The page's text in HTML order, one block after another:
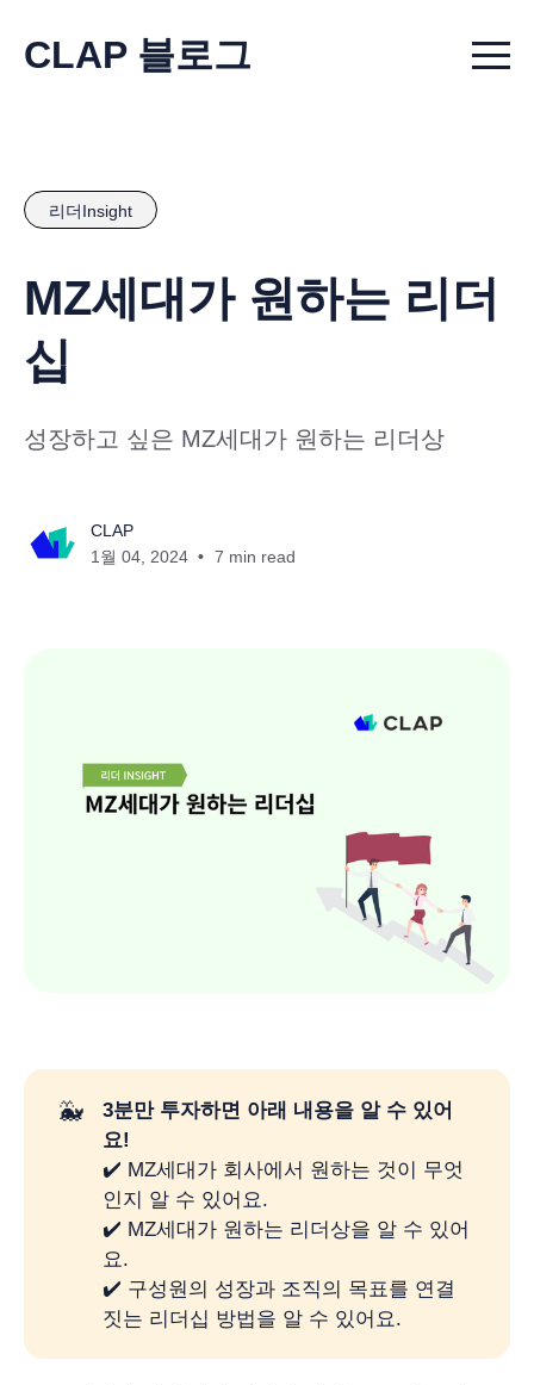
CLAP 블로그 Menu
리더Insight
MZ세대가 원하는 리더
십
성장하고 싶은 MZ세대가 원하는 리더상
CLAP
1월 04, 2024
7 min read
🐳
3분만 투자하면 아래 내용을 알 수 있어
요!
✔️ MZ세대가 회사에서 원하는 것이 무엇
인지 알 수 있어요.
✔️ MZ세대가 원하는 리더상을 알 수 있어
요.
✔️ 구성원의 성장과 조직의 목표를 연결
짓는 리더십 방법을 알 수 있어요.